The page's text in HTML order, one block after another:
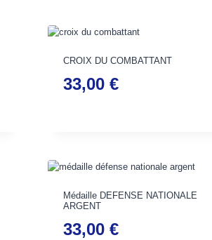
CROIX DU COMBATTANT
33,00 €
Médaille DEFENSE NATIONALE
ARGENT
33,00 €